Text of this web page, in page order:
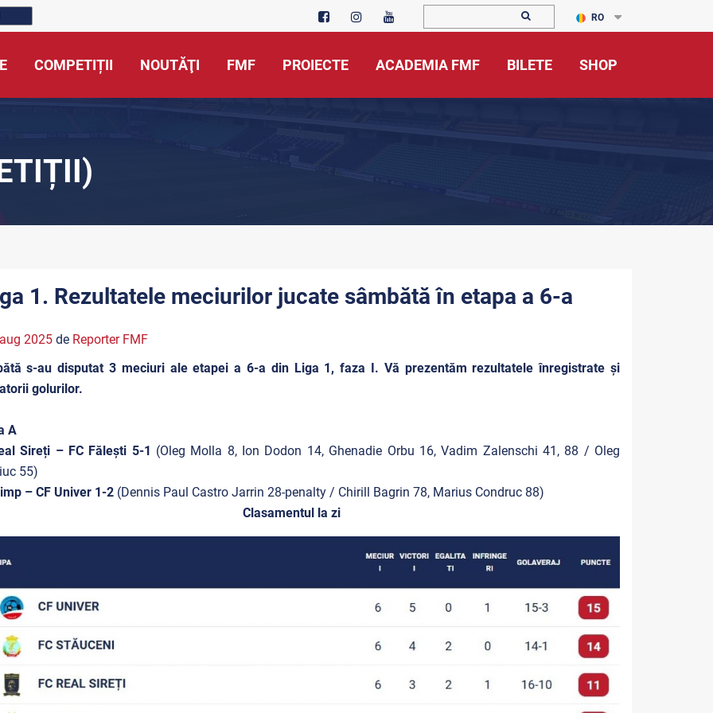
RO
COMPETIȚII NOUTĂŢI FMF PROIECTE ACADEMIA FMF BILETE SHOP
1. Rezultatele meciurilor jucate sâmbătă în etapa a 6-a
2025de Reporter FMF
s-au disputat 3 meciuri ale etapei a 6-a din Liga 1, faza I. Vă prezentăm rezultatele înregistrate și
golurilor.
A
Sireți – FC Fălești 5-1 (Oleg Molla 8, Ion Dodon 14, Ghenadie Orbu 16, Vadim Zalenschi 41, 88 / Oleg
55)
– CF Univer 1-2(Dennis Paul Castro Jarrin 28-penalty / Chirill Bagrin 78, Marius Condruc 88)
Clasamentul la zi